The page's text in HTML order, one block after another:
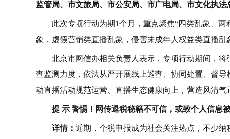
监管局、市文旅局、市公安局、市广电局、市文化执
此次专项行动为期1个月，重点聚焦“四类乱象、
象，虚假营销类直播乱象，侵害未成年人权益类直播
北京市网信办相关负责人表示，专项行动期间，
查监测力度，依法从严开展线上巡查、协同处置、督
动直播活动规范运营、直播生态健康向上，营造风清
提 示 警惕！网传退税秘籍不可信，或致个人信息
详情： 近期，个税申报成为社会关注热点，不少